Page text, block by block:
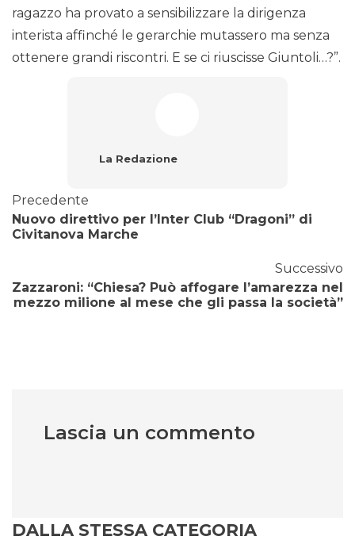
ragazzo ha provato a sensibilizzare la dirigenza
interista affinché le gerarchie mutassero ma senza
ottenere grandi riscontri. E se ci riuscisse Giuntoli…?”.
La Redazione
Precedente
Nuovo direttivo per l’Inter Club “Dragoni” di
Civitanova Marche
Successivo
Zazzaroni: “Chiesa? Può affogare l’amarezza nel
mezzo milione al mese che gli passa la società”
Lascia un commento
DALLA STESSA CATEGORIA